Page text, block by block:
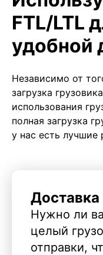
FTL/LTL
удобной
Независимо от
загрузка
использования
полная загрузка
у нас есть лучшие
Доставка
Нужно ли
целый
отправки,